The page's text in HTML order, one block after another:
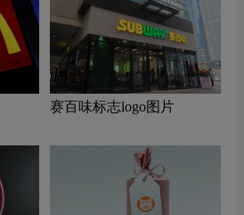
赛百味标志logo图片